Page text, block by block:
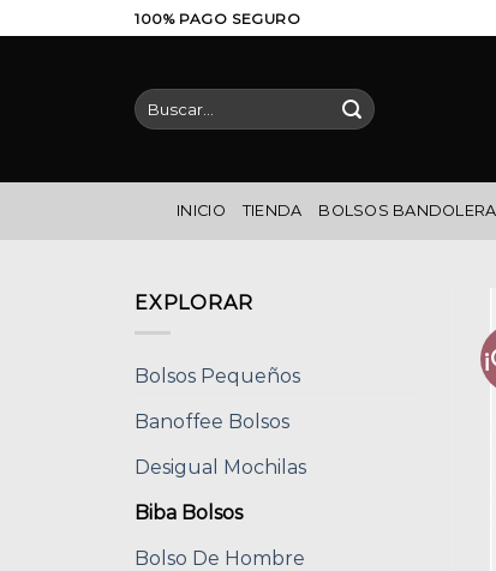
al
100% PAGO SEGURO
Buscar
por:
INICIO TIENDA BOLSOS BANDOLERA
EXPLORAR
Bolsos Pequeños
Banoffee Bolsos
Desigual Mochilas
Biba Bolsos
Bolso De Hombre